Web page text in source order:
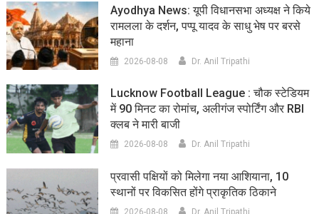
Ayodhya News: यूपी विधानसभा अध्यक्ष ने किये
रामलला के दर्शन, पप्पू यादव के साधु भेष पर बरसे
महाना
2026-08-08 Dr. Anil Tripathi
Lucknow Football League : चौक स्टेडियम
में 90 मिनट का रोमांच, अलीगंज स्पोर्टिंग और RBI
क्लब ने मारी बाजी
2026-08-08 Dr. Anil Tripathi
प्रवासी पक्षियों को मिलेगा नया आशियाना, 10
स्थानों पर विकसित होंगे प्राकृतिक ठिकाने
2026-08-08 Dr. Anil Tripathi